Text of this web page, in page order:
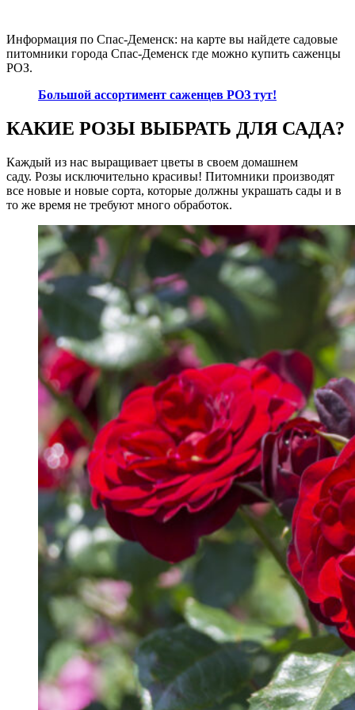
Информация по Спас-Деменск: на карте вы найдете садовые
питомники города Спас-Деменск где можно купить саженцы
РОЗ.
Большой ассортимент саженцев РОЗ тут!
КАКИЕ РОЗЫ ВЫБРАТЬ ДЛЯ САДА?
Каждый из нас выращивает цветы в своем домашнем
саду. Розы исключительно красивы! Питомники производят
все новые и новые сорта, которые должны украшать сады и в
то же время не требуют много обработок.